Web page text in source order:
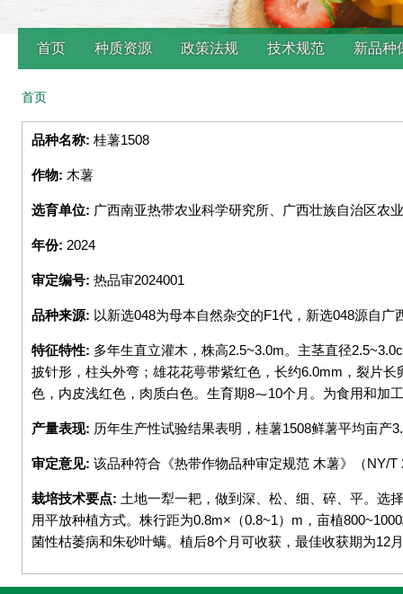
首页 种质资源 政策法规 技术规范 新品种
首页
Back
top
品种名称: 桂薯1508
作物: 木薯
选育单位: 广西南亚热带农业科学研究所、广西壮族自治区农
年份: 2024
审定编号: 热品审2024001
品种来源: 以新选048为母本自然杂交的F1代，新选048源自广
特征特性: 多年生直立灌木，株高2.5~3.0m。主茎直径
披针形，柱头外弯；雄花花萼带紫红色，长约6.0mm，裂片
色，内皮浅红色，肉质白色。生育期8⁓10个月。为食用和加
产量表现: 历年生产性试验结果表明，桂薯1508鲜薯平均亩产
审定意见: 该品种符合《热带作物品种审定规范 木薯》（NY/
栽培技术要点: 土地一犁一耙，做到深、松、细、碎、平。选
用平放种植方式。株行距为0.8m×（0.8~1）m，亩植
菌性枯萎病和朱砂叶螨。植后8个月可收获，最佳收获期为12